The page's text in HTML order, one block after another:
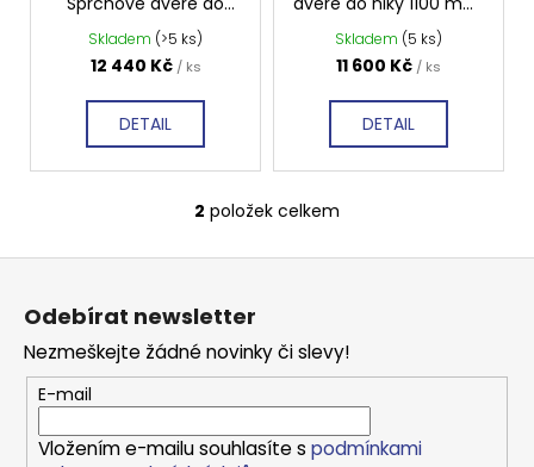
niky 1100 mm, čiré sklo,
GD4611B
Skladem (>5 ks)
12 440 Kč / ks
DETAIL
čiré sklo, GD4611
Skladem (5 ks)
11 600 Kč / ks
DETAIL
O
v
a
c
í
p
r
2 položek celkem
Z
Odebírat newsletter
Nezmeškejte žádné novinky či slevy!
E-mail
Vložením e-mailu souhlasíte s podmínkami